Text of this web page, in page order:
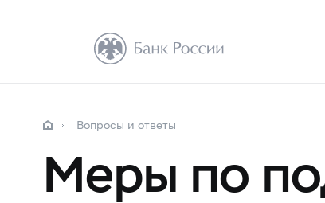
Вопросы и ответы
Меры по